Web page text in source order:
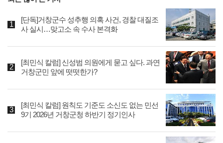
[단독]거창군수 성추행 의혹 사건, 경찰 대질조
사 실시…맞고소 속 수사 본격화
[최민식 칼럼] 신성범 의원에게 묻고 싶다. 과연
거창군민 앞에 떳떳한가?
[최민식 칼럼] 원칙도 기준도 소신도 없는 민선
9기 2026년 거창군청 하반기 정기인사